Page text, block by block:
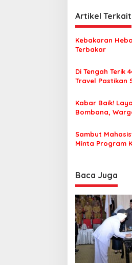
i
g
a
i
o
s
Artikel Terkait
Kebakaran
Terbakar
Di Tengah Terik
Travel Pastikan
Kabar Baik!
Bombana,
Sambut
Minta Program
Baca Juga